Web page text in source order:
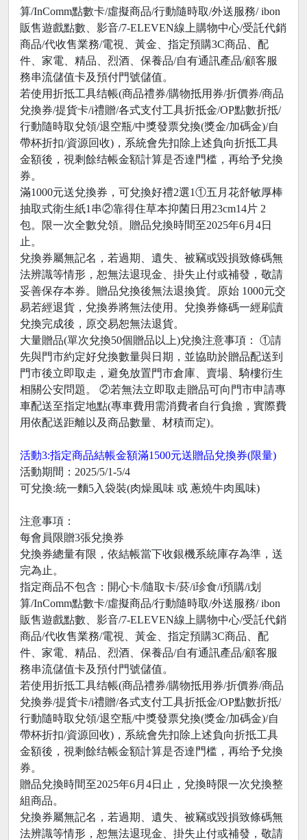
算/InComm點數卡/虛擬商品/行動隨時取/外送服務/ ibon
販售遊戲點數、影音/7-ELEVEN線上購物中心/受託代銷
商品/代收售業務/電視、黃金、指定預購3C商品、配
件、家電、精品、烈酒、保養品/自有通訊產品/顧客服
務串流儲值卡及預付門號儲值。
若使用折抵工具结帳(商品禮券/購物抵用券/折價券/商品
兌換券/提貨卡/i禮贈/各式支付工具折抵金/OP點數折抵/
行動隨時取兌領/退空瓶/中獎發票兌換(獎金/加碼金)/自
帶杯折扣/資源回收)，系統會先扣除上述負向折抵工具
金額後，視剩餘结帳金額計算是否達門槛，再给予兌換
券。
滿1000元送兌換券，可兌換好禮2選1①五月花舒敏厚棒
抽取式衛生紙1串②靠得住草本抑菌日用23cm14片 2
包。限一次全數兌領。贈品兌換時間至2025年6月4日
止。
兌換券屬無記名，若過期、遺失、被竊或毀損致條碼無
法辨識等情形，恕無法退現金、掛失止付或補發，敬請
妥善保存本券。贈品兌換後無法退換貨。原始 1000元交
易若經退貨，兌換券將無法使用。兌換券條碼一經刷讀
兌換完成後，原交易恕無法退貨。
大量贈品(單次兌換50個贈品以上)兌換注意事項： ①請
先與門市約定好兌換數量與日期，並協助於贈品配送到
門市後立即取走，避免放置門市倉庫、賣場、騎樓衍生
相關公安問題。 ②若無法立即取走贈品可向門市申請專
車配送至指定地點(專車費用需消費者自行負擔，實際費
用依配送距離以及商品數量、材積而定)。
活動3:指定商品結帳金額滿1500元送贈品兌換券(限量)
活動期間：2025/5/1-5/4
可兌換:統一麵5入袋裝(肉燥風味 或 蔥燒牛肉風味)
注意事項：
每會員限贈3張兌換券
兌換券總量有限，依結帳當下收銀機系統庫存為準，送
完為止。
指定商品不包含：開心卡/隨取卡/菸/i珍食/i預購/i划
算/InComm點數卡/虛擬商品/行動隨時取/外送服務/ ibon
販售遊戲點數、影音/7-ELEVEN線上購物中心/受託代銷
商品/代收售業務/電視、黃金、指定預購3C商品、配
件、家電、精品、烈酒、保養品/自有通訊產品/顧客服
務串流儲值卡及預付門號儲值。
若使用折抵工具结帳(商品禮券/購物抵用券/折價券/商品
兌換券/提貨卡/i禮贈/各式支付工具折抵金/OP點數折抵/
行動隨時取兌領/退空瓶/中獎發票兌換(獎金/加碼金)/自
帶杯折扣/資源回收)，系統會先扣除上述負向折抵工具
金額後，視剩餘结帳金額計算是否達門槛，再给予兌換
券。
贈品兌換時間至2025年6月4日止，兌換時限一次兌換整
組商品。
兌換券屬無記名，若過期、遺失、被竊或毀損致條碼無
法辨識等情形，恕無法退現金、掛失止付或補發，敬請